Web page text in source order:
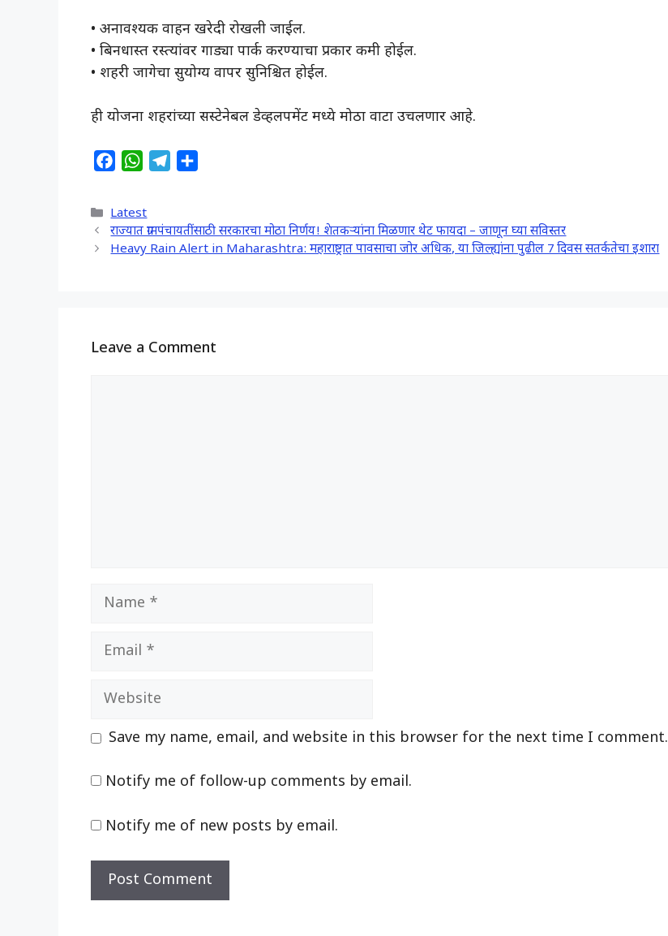
• अनावश्यक वाहन खरेदी रोखली जाईल.
• बिनधास्त रस्त्यांवर गाड्या पार्क करण्याचा प्रकार कमी होईल.
• शहरी जागेचा सुयोग्य वापर सुनिश्चित होईल.
ही योजना शहरांच्या सस्टेनेबल डेव्हलपमेंट मध्ये मोठा वाटा उचलणार आहे.
e
b
W
t
s
e
g
r
e
Categories
Latest
राज्यात ग्रामपंचायतींसाठी सरकारचा मोठा निर्णय! शेतकऱ्यांना मिळणार थेट फायदा – जाणून घ्या सविस्तर
Heavy Rain Alert in Maharashtra: महाराष्ट्रात पावसाचा जोर अधिक, या जिल्ह्यांना पुढील 7 दिवस सतर्कतेचा इशारा
Leave a Comment
Name
Email
Website
Save my name, email, and website in this browser for the next time I comment.
Notify me of follow-up comments by email.
Notify me of new posts by email.